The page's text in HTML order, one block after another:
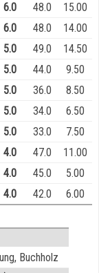
6.0 48.0
15.00
6.0 48.0
14.00
5.0 49.0
14.50
5.0 44.0
9.50
5.0 36.0
8.50
5.0 34.0
6.50
5.0 33.0
7.50
4.0 47.0
11.00
4.0 45.0
5.00
4.0 42.0 6.00
Buchholz